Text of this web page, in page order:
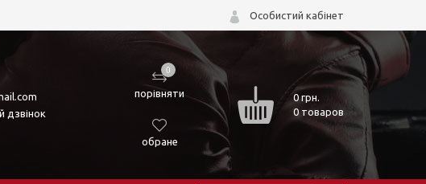
Особистий кабінет
дзвінок
0
порівняти
обране
0грн.
0 товаров